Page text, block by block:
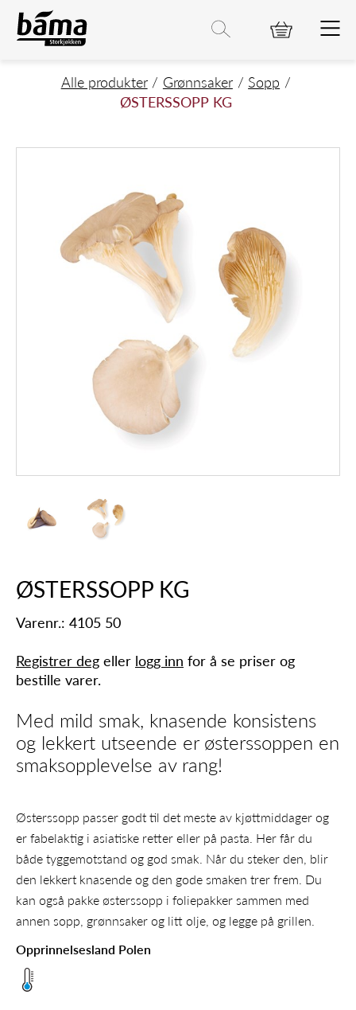
ØSTERSSOPP KG
Hovedinnhold
Hovedmeny
Hovedmeny
Alle produkter Grønnsaker
Sopp
ØSTERSSOPP KG
ØSTERSSOPP KG
Varenr.: 4105 50
Registrer deg eller logg inn for å se priser og
bestille varer.
Med mild smak, knasende konsistens
og lekkert utseende er østerssoppen en
smaksopplevelse av rang!
Østerssopp passer godt til det meste av kjøttmiddager og
er fabelaktig i asiatiske retter eller på pasta. Her får du
både tyggemotstand og god smak. Når du steker den, blir
den lekkert knasende og den gode smaken trer frem. Du
kan også pakke østerssopp i foliepakker sammen med
annen sopp, grønnsaker og litt olje, og legge på grillen.
Opprinnelsesland Polen